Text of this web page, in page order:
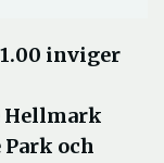
inviger
och